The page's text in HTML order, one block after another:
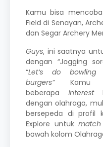
Kamu bisa
Field di Senayan,
dan Segar Archery
Guys, ini saatnya
dengan “Jogging
“Let’s do
burgers” Kamu
beberapa interest
dengan olahraga,
bersepeda di profil
Explore untukmatch
bawah kolom